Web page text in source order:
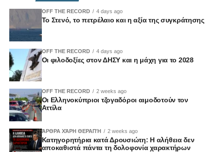
OFF THE RECORD 4 days ago
Το Στενό, το πετρέλαιο και η αξία της συγκράτησης
OFF THE RECORD 4 days ago
Οι φιλοδοξίες στον ΔΗΣΥ και η μάχη για το 2028
OFF THE RECORD 2 weeks ago
Οι Ελληνοκύπριοι τζογαδόροι αιμοδοτούν τον
Αττίλα
ΆΡΘΡΑ ΧΆΡΗ ΘΕΡΑΠΉ 2 weeks ago
Κατηγορητήρια κατά Δρουσιώτη: Η αλήθεια δεν
αποκαθιστά πάντα τη δολοφονία χαρακτήρων